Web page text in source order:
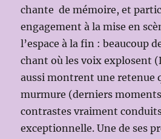
chante de mémoire, et
engagement à la mise en
l’espace à la fin : beaucoup
chant où les voix explosent
aussi montrent une retenue
murmure (derniers
contrastes vraiment
exceptionnelle. Une de ses